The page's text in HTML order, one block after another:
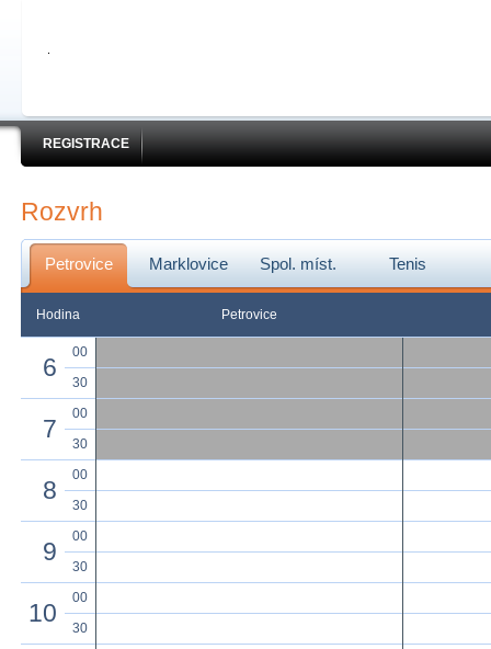
REGISTRACE
Rozvrh
Petrovice Marklovice Spol. míst. Tenis
Hodina Petrovice
6
00
30
7
00
30
8
00
30
9
00
30
10
00
30